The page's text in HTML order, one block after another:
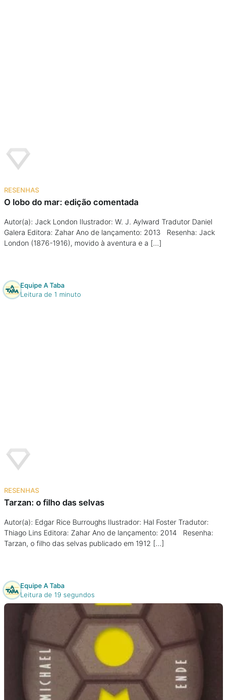
RESENHAS
O lobo do mar: edição comentada
Autor(a): Jack London Ilustrador: W. J. Aylward Tradutor Daniel
Galera Editora: Zahar Ano de lançamento: 2013 Resenha: Jack
London (1876-1916), movido à aventura e a […]
Equipe A Taba
Leitura de 1 minuto
RESENHAS
Tarzan: o filho das selvas
Autor(a): Edgar Rice Burroughs Ilustrador: Hal Foster Tradutor:
Thiago Lins Editora: Zahar Ano de lançamento: 2014 Resenha:
Tarzan, o filho das selvas publicado em 1912 […]
Equipe A Taba
Leitura de 19 segundos